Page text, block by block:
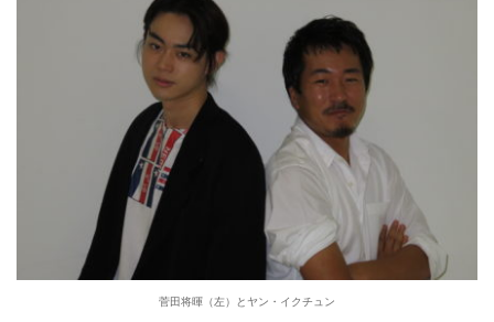
菅田将暉（左）とヤン・イクチュン